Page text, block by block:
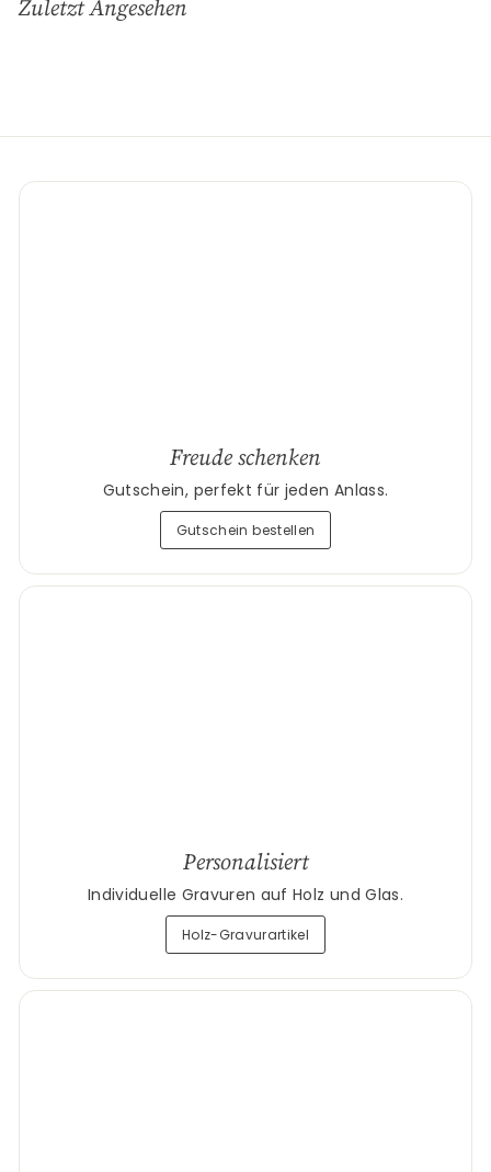
Zuletzt Angesehen
Freude schenken
Gutschein, perfekt für jeden Anlass.
Gutschein bestellen
Personalisiert
Individuelle Gravuren auf Holz und Glas.
Holz-Gravurartikel